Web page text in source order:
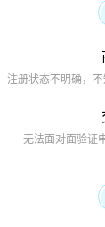
注册状态不明确，
无法面对面验证